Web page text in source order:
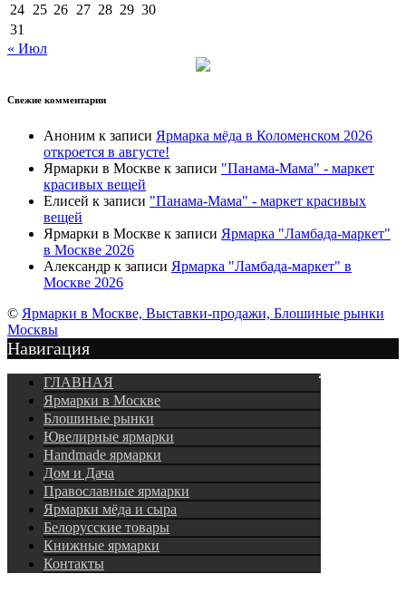
24 25 26 27 28 29 30
31
« Июл
Свежие комментарии
Аноним к записи Ярмарка мёда в Коломенском 2026
откроется в августе!
Ярмарки в Москве к записи "Панама-Мама" - маркет
красивых вещей
Елисей к записи "Панама-Мама" - маркет красивых
вещей
Ярмарки в Москве к записи Ярмарка "Ламбада-маркет"
в Москве 2026
Александр к записи Ярмарка "Ламбада-маркет" в
Москве 2026
© Ярмарки в Москве, Выставки-продажи, Блошиные рынки
Москвы
Навигация
Подписка
ГЛАВНАЯ
Ярмарки в Москве
Блошиные рынки
Ювелирные ярмарки
Нandmade ярмарки
Дом и Дача
Православные ярмарки
Ярмарки мёда и сыра
Белорусские товары
Книжные ярмарки
Контакты